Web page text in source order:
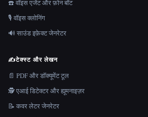
☎️ वॉइस एजेंट और फ़ोन बॉट
🎙️ वॉइस क्लोनिंग
🔊 साउंड इफ़ेक्ट जेनरेटर
✍️टेक्स्ट और लेखन
📄 PDF और डॉक्यूमेंट टूल
🕵️ एआई डिटेक्टर और ह्यूमनाइज़र
📝 कवर लेटर जेनरेटर